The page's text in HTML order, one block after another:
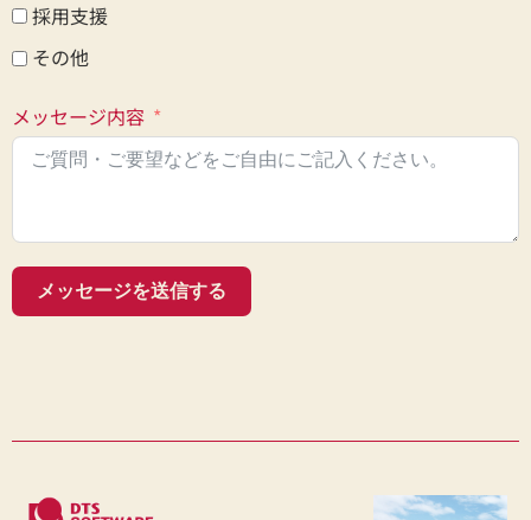
採用支援
その他
メッセージ内容
メッセージを送信する